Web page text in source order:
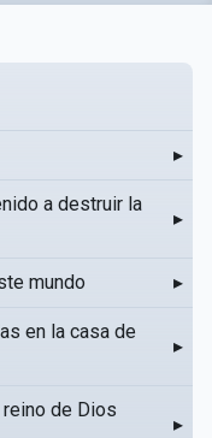
▸
a destruir la
▸
mundo ▸
en la casa de
▸
de Dios
▸